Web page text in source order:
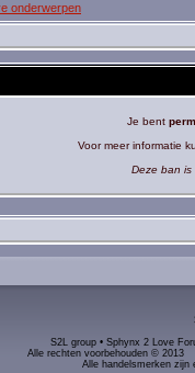
onderwerpen
Je bent
Voor meer informatie
Deze ban is
S2L group • Sphynx 2 Love
Alle rechten voorbehouden ©
Alle handelsmerken zijn